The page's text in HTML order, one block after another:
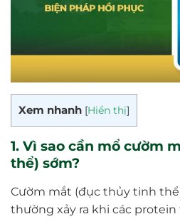
Xem nhanh [Hiển thị]
1. Vì sao cần mổ cườm
thể) sớm?
Cườm mắt (đục thủy tinh
thường xảy ra khi các